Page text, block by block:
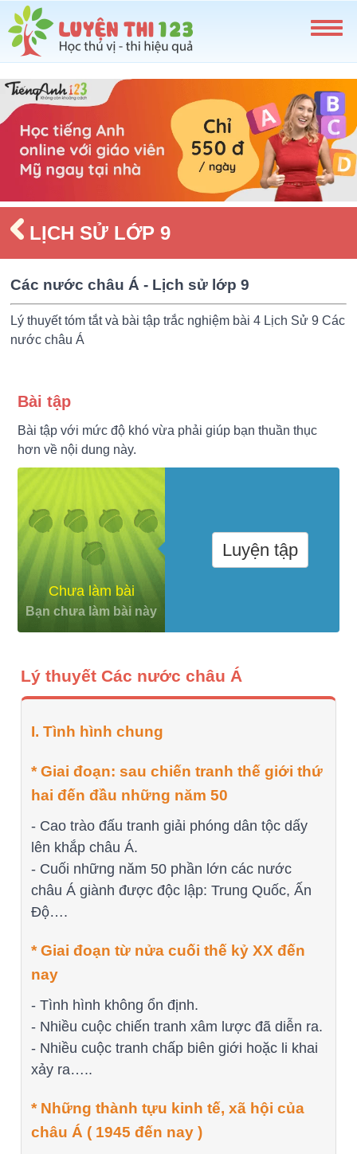
LỊCH SỬ LỚP 9
Các nước châu Á - Lịch sử lớp 9
Lý thuyết tóm tắt và bài tập trắc nghiệm bài 4 Lịch Sử 9 Các
nước châu Á
Bài tập
Bài tập với mức độ khó vừa phải giúp bạn thuần thục
hơn về nội dung này.
Chưa làm bài
Bạn chưa làm bài này
Luyện tập
Lý thuyết Các nước châu Á
I. Tình hình chung
* Giai đoạn: sau chiến tranh thế giới thứ
hai đến đầu những năm 50
- Cao trào đấu tranh giải phóng dân tộc dấy
lên khắp châu Á.
- Cuối những năm 50 phần lớn các nước
châu Á giành được độc lập: Trung Quốc, Ấn
Độ….
* Giai đoạn từ nửa cuối thế kỷ XX đến
nay
- Tình hình không ổn định.
- Nhiều cuộc chiến tranh xâm lược đã diễn ra.
- Nhiều cuộc tranh chấp biên giới hoặc li khai
xảy ra…..
* Những thành tựu kinh tế, xã hội của
châu Á ( 1945 đến nay )